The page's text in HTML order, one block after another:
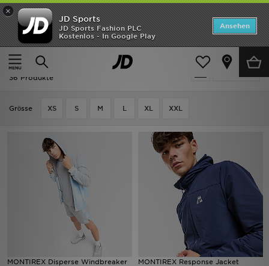
×
JD Sports
JD Sports Fashion PLC
Kostenlos - In Google Play
Ansehen
Startseite
Herren Herrenbekleidung Jacken
verfeinern
Herren - MONTIREX Jacken
36 Produkte
Grӧsse XS S M L XL XXL
MONTIREX Disperse Windbreaker
MONTIREX Response Jacket
Startseite
ANGEBOTE
Marken